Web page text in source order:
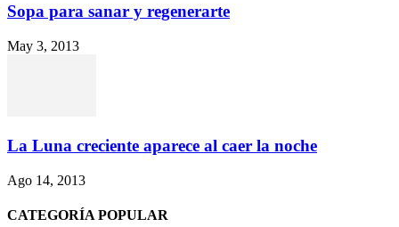
Sopa para sanar y regenerarte
May 3, 2013
La Luna creciente aparece al caer la noche
Ago 14, 2013
CATEGORÍA POPULAR